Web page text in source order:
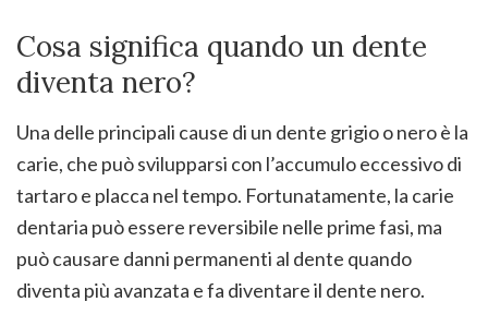
Cosa significa quando un dente
diventa nero?
Una delle principali cause di un dente grigio o nero è la
carie, che può svilupparsi con l’accumulo eccessivo di
tartaro e placca nel tempo. Fortunatamente, la carie
dentaria può essere reversibile nelle prime fasi, ma
può causare danni permanenti al dente quando
diventa più avanzata e fa diventare il dente nero.